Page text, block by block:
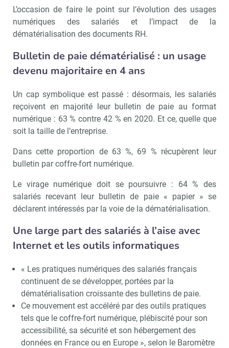
L’occasion de faire le point sur l’évolution des usages
numériques des salariés et l’impact de la
dématérialisation des documents RH.
Bulletin de paie dématérialisé : un usage
devenu majoritaire en 4 ans
Un cap symbolique est passé : désormais, les salariés
reçoivent en majorité leur bulletin de paie au format
numérique : 63 % contre 42 % en 2020. Et ce, quelle que
soit la taille de l’entreprise.
Dans cette proportion de 63 %, 69 % récupèrent leur
bulletin par coffre-fort numérique.
Le virage numérique doit se poursuivre : 64 % des
salariés recevant leur bulletin de paie « papier » se
déclarent intéressés par la voie de la dématérialisation.
Une large part des salariés à l’aise avec
Internet et les outils informatiques
« Les pratiques numériques des salariés français
continuent de se développer, portées par la
dématérialisation croissante des bulletins de paie.
Ce mouvement est accéléré par des outils pratiques
tels que le coffre-fort numérique, plébiscité pour son
accessibilité, sa sécurité et son hébergement des
données en France ou en Europe », selon le Baromètre